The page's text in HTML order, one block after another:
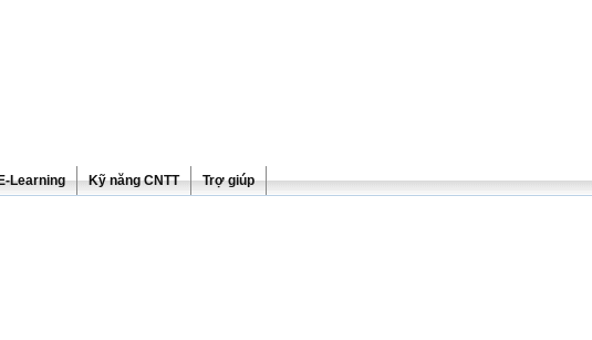
Learning Kỹ năng CNTT Trợ giúp